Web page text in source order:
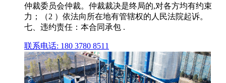
仲裁委员会仲裁。仲裁裁决是终局的,对各方均有约束
力；（2 ）依法向所在地有管辖权的人民法院起诉。
七、违约责任：本合同承包 .
联系电话: 180 3780 8511